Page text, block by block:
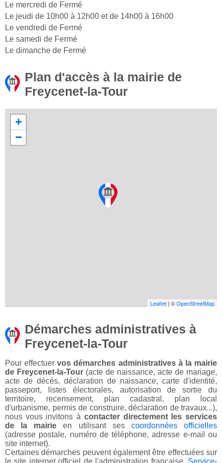
Le mercredi de Fermé
Le jeudi de 10h00 à 12h00 et de 14h00 à 16h00
Le vendredi de Fermé
Le samedi de Fermé
Le dimanche de Fermé
Plan d'accès à la mairie de
Freycenet-la-Tour
+
−
Leaflet | ©OpenStreetMap
Démarches administratives à
Freycenet-la-Tour
Pour effectuervos démarches administratives à la mairie
de Freycenet-la-Tour (acte de naissance, acte de mariage,
acte de décès, déclaration de naissance, carte d'identité,
passeport, listes électorales, autorisation de sortie du
territoire, recensement, plan cadastral, plan local
d'urbanisme, permis de construire, déclaration de travaux...),
nous vous invitons à contacter directement les services
de la mairie en utilisant ses coordonnées officielles
(adresse postale, numéro de téléphone, adresse e-mail ou
site internet).
Certaines démarches peuvent également être effectuées sur
le site internet officiel de l'administration française, Service-